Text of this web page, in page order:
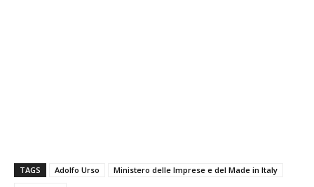
TAGS Adolfo Urso
Ministero delle Imprese e del Made in Italy